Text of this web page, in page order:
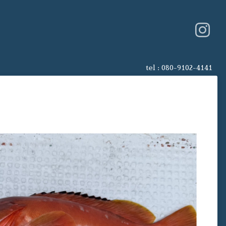
tel : 080-9102-4141